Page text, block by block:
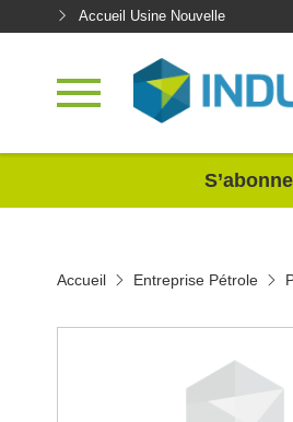
Accueil Usine Nouvelle
Accueil Entreprise Pétrole